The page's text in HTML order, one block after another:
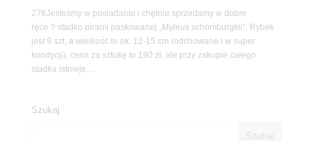
276Jesteśmy w posiadaniu i chętnie sprzedamy w dobre
ręce ? stadko piranii paskowanej „Myleus schomburgkii”. Rybek
jest 9 szt, a wielkość to ok. 12-15 cm (odchowane i w super
kondycji), cena za sztukę to 190 zł, ale przy zakupie całego
stadka istnieje...
Szukaj